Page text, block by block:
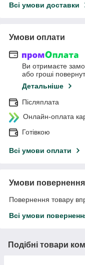
Всі умови доставки
Умови оплати
Ви отримаєте
або гроші
Детальніше
Післяплата
Онлайн-оплата
Готівкою
Всі умови оплати
Умови повернення
Повернення товару
Всі умови
Подібні товари